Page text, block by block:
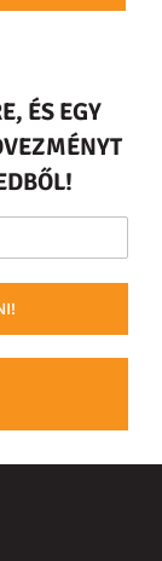
ÉS EGY